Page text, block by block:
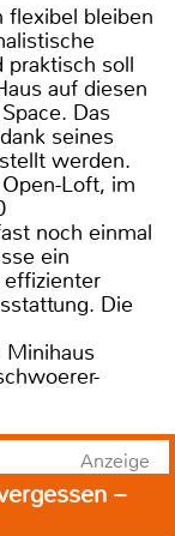
flexibel bleiben
praktisch soll
auf diesen
Das
seines
werden.
Loft, im
noch einmal
ein
Die
Minihaus
Anzeige
–